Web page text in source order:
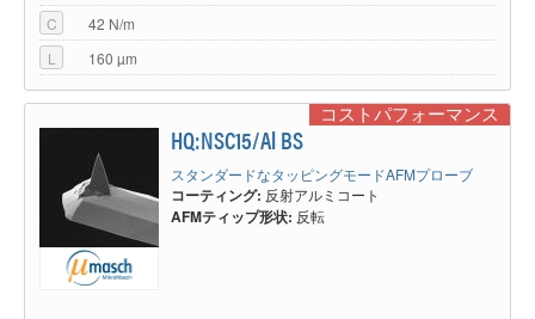
C
42 N/m
L
160 µm
コストパフォーマンス
HQ:NSC15/Al BS
スタンダードなタッピングモードAFMプローブ
コーティング: 反射アルミコート
AFMティップ形状: 反転